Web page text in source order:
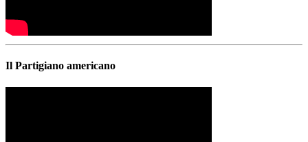
Il Partigiano americano